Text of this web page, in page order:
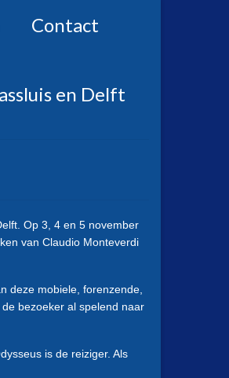
Contact
en Delft
Op 3, 4 en 5 november
van Claudio Monteverdi
deze mobiele, forenzende,
bezoeker al spelend naar
is de reiziger. Als